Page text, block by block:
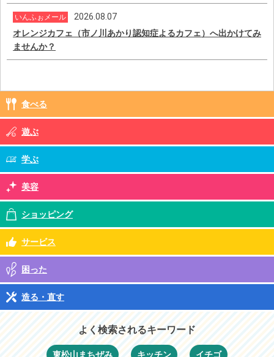
いんふぉメール
2026.08.07
オレンジカフェ（市ノ川あかり認知症よるカフェ）へ出かけてみ
ませんか？
食べる
遊ぶ
学ぶ
美容
ショッピング
サービス
困った
造る・直す
よく検索されるキーワード
東松山まちぜみ キッチン イチゴ